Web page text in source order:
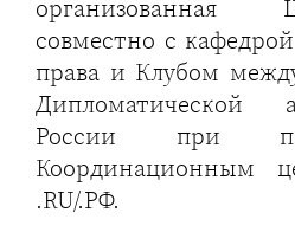
совместно с
права и Клубом
России при
Координационным
.RU/.РФ.